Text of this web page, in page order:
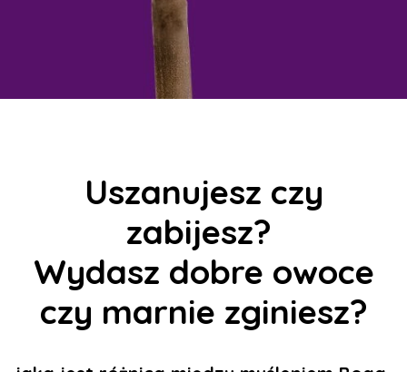
Uszanujesz czy
zabijesz?
Wydasz dobre owoce
czy marnie zginiesz?